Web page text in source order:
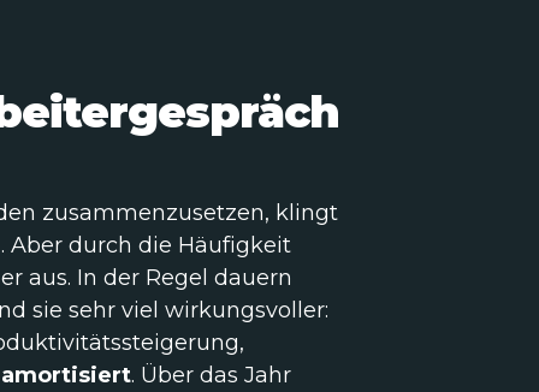
zusammenzusetzen, klingt
Aber durch die Häufigkeit
aus. In der Regel dauern
sie sehr viel wirkungsvoller:
. Über das Jahr